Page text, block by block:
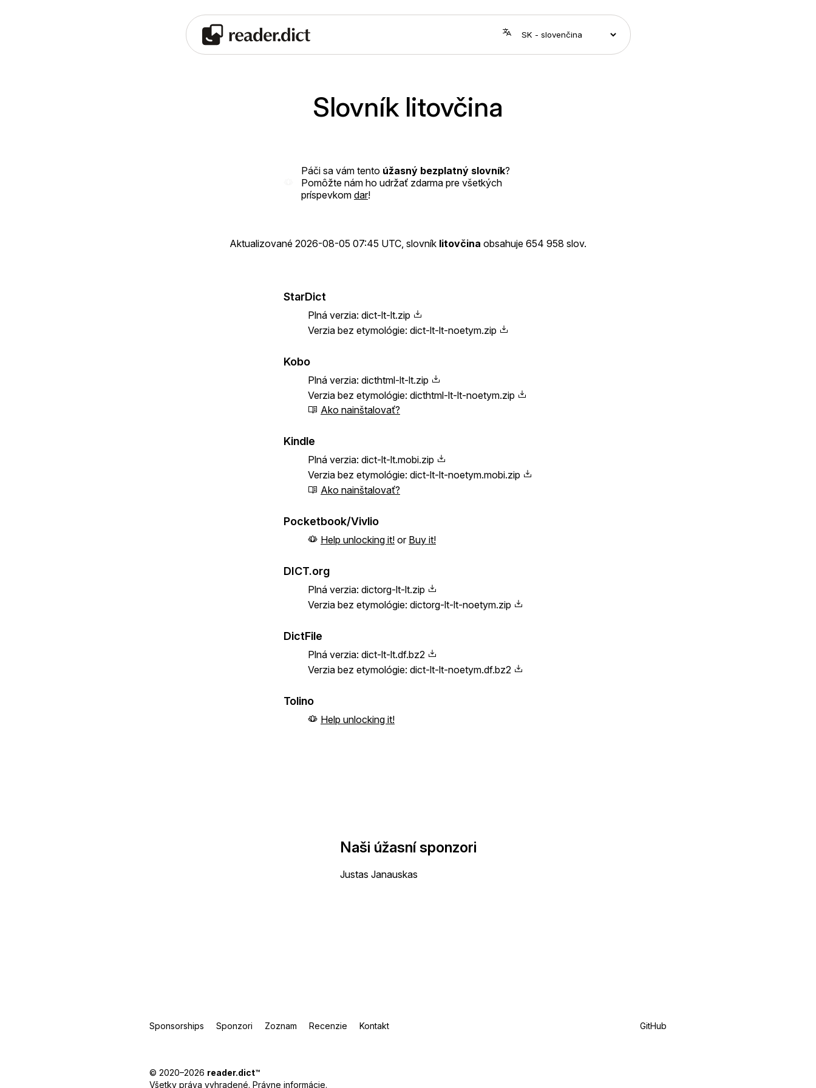
Slovník litovčina
Páči sa vám tento úžasný bezplatný slovník?
Pomôžte nám ho udržať zdarma pre všetkých
príspevkom dar!
Aktualizované 2026-08-05 07:45 UTC , slovník litovčina obsahuje 654 958 slov.
StarDict
Plná verzia: dict-lt-lt.zip
Verzia bez etymológie: dict-lt-lt-noetym.zip
Kobo
Plná verzia: dicthtml-lt-lt.zip
Verzia bez etymológie: dicthtml-lt-lt-noetym.zip
Ako nainštalovať?
Kindle
Plná verzia: dict-lt-lt.mobi.zip
Verzia bez etymológie: dict-lt-lt-noetym.mobi.zip
Ako nainštalovať?
Pocketbook/Vivlio
Help unlocking it! or Buy it!
DICT.org
Plná verzia: dictorg-lt-lt.zip
Verzia bez etymológie: dictorg-lt-lt-noetym.zip
DictFile
Plná verzia: dict-lt-lt.df.bz2
Verzia bez etymológie: dict-lt-lt-noetym.df.bz2
Tolino
Help unlocking it!
Naši úžasní sponzori
Justas Janauskas
Sponsorships Sponzori Zoznam Recenzie Kontakt GitHub
© 2020–2026 reader.dict™
Všetky práva vyhradené. Právne informácie.